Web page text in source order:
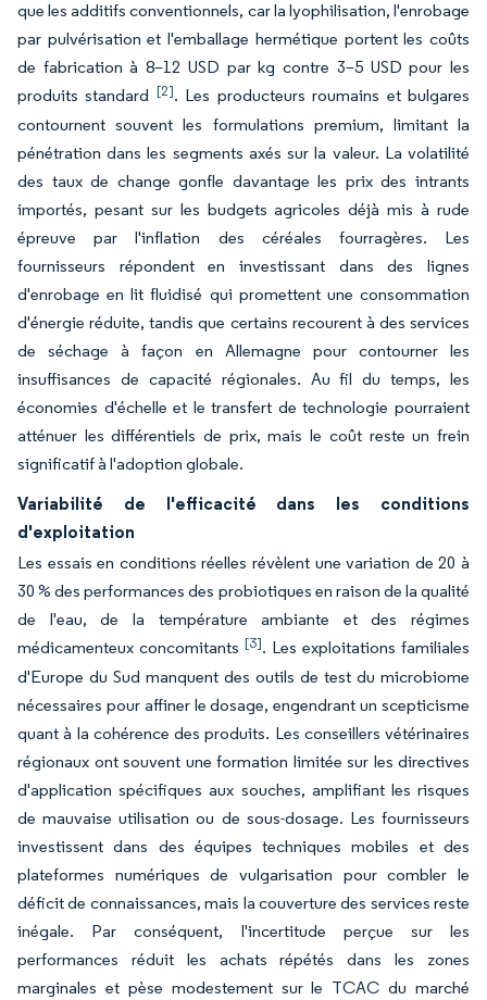
que les additifs conventionnels, car la lyophilisation, l'enrobage
par pulvérisation et l'emballage hermétique portent les coûts
de fabrication à 8–12 USD par kg contre 3–5 USD pour les
produits standard [2]. Les producteurs roumains et bulgares
contournent souvent les formulations premium, limitant la
pénétration dans les segments axés sur la valeur. La volatilité
des taux de change gonfle davantage les prix des intrants
importés, pesant sur les budgets agricoles déjà mis à rude
épreuve par l'inflation des céréales fourragères. Les
fournisseurs répondent en investissant dans des lignes
d'enrobage en lit fluidisé qui promettent une consommation
d'énergie réduite, tandis que certains recourent à des services
de séchage à façon en Allemagne pour contourner les
insuffisances de capacité régionales. Au fil du temps, les
économies d'échelle et le transfert de technologie pourraient
atténuer les différentiels de prix, mais le coût reste un frein
significatif à l'adoption globale.
Variabilité de l'efficacité dans les conditions
d'exploitation
Les essais en conditions réelles révèlent une variation de 20 à
30 % des performances des probiotiques en raison de la qualité
de l'eau, de la température ambiante et des régimes
médicamenteux concomitants [3]. Les exploitations familiales
d'Europe du Sud manquent des outils de test du microbiome
nécessaires pour affiner le dosage, engendrant un scepticisme
quant à la cohérence des produits. Les conseillers vétérinaires
régionaux ont souvent une formation limitée sur les directives
d'application spécifiques aux souches, amplifiant les risques
de mauvaise utilisation ou de sous-dosage. Les fournisseurs
investissent dans des équipes techniques mobiles et des
plateformes numériques de vulgarisation pour combler le
déficit de connaissances, mais la couverture des services reste
inégale. Par conséquent, l'incertitude perçue sur les
performances réduit les achats répétés dans les zones
marginales et pèse modestement sur le TCAC du marché